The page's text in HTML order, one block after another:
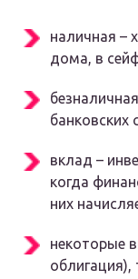
наличная –
дома, в
банковских
вклад –
когда
них
некоторые
облигация),